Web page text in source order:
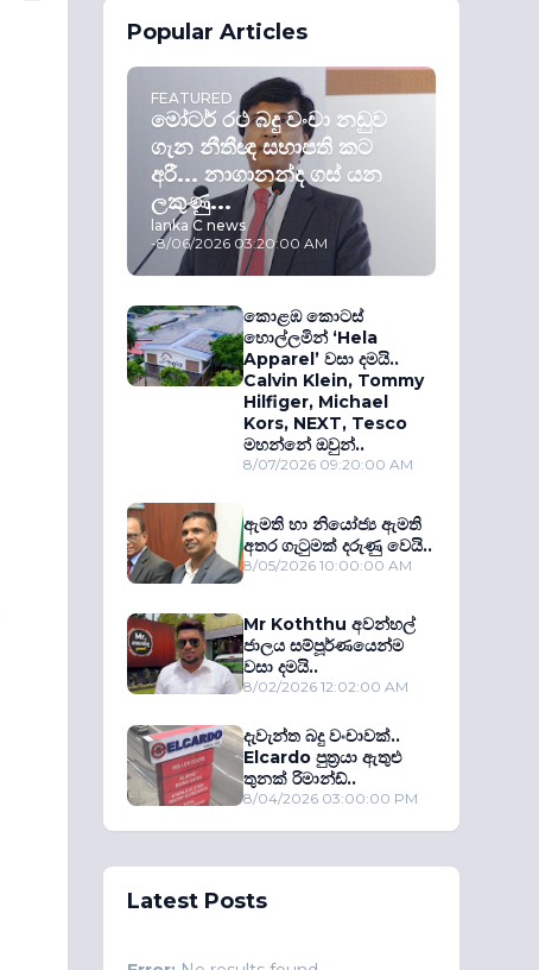
Popular Articles
FEATURED
මෝටර් රථ බදු වංචා නඩුව
ගැන නීතීඥ සභාපති කට
අරී... නාගානන්ද ගස් යන
ලකුණු...
lanka C news
-8/06/2026 03:20:00 AM
කොළඹ කොටස්
හොල්ලමින් ‘Hela
Apparel’ වසා දමයි..
Calvin Klein, Tommy
Hilfiger, Michael
Kors, NEXT, Tesco
මහන්නේ ඔවුන්..
8/07/2026 09:20:00 AM
ඇමති හා නියෝජ්‍ය ඇමති
අතර ගැටුමක් දරුණු වෙයි..
8/05/2026 10:00:00 AM
Mr Koththu අවන්හල්
ජාලය සම්පූර්ණයෙන්ම
වසා දමයි..
8/02/2026 12:02:00 AM
දැවැන්ත බදු වංචාවක්..
Elcardo පුත‍්‍රයා ඇතුළු
තුනක් රිමාන්ඩ්..
8/04/2026 03:00:00 PM
Latest Posts